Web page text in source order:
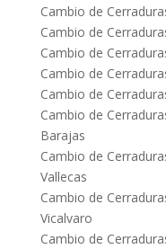
Cambio de
Cambio de
Cambio de
Cambio de
Cambio de
Cambio de
Barajas
Cambio de
Vallecas
Cambio de
Vicalvaro
Cambio de